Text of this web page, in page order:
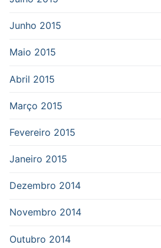
Junho 2015
Maio 2015
Abril 2015
Março 2015
Fevereiro 2015
Janeiro 2015
Dezembro 2014
Novembro 2014
Outubro 2014